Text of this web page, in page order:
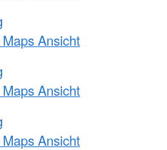
Ansicht
Ansicht
Ansicht